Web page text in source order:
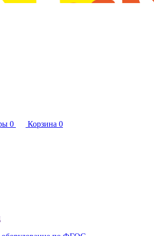
0 Корзина 0